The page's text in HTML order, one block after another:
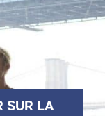
SUR LA